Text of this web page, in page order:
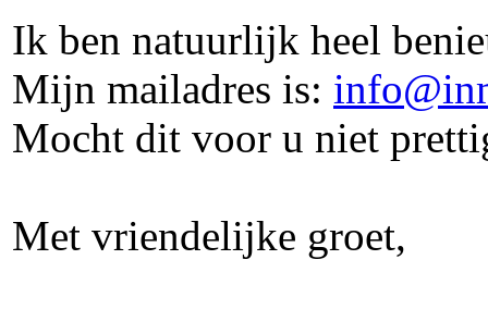
Ik ben natuurlijk heel
Mijn mailadres is:
Mocht dit voor u niet
Met vriendelijke groet,